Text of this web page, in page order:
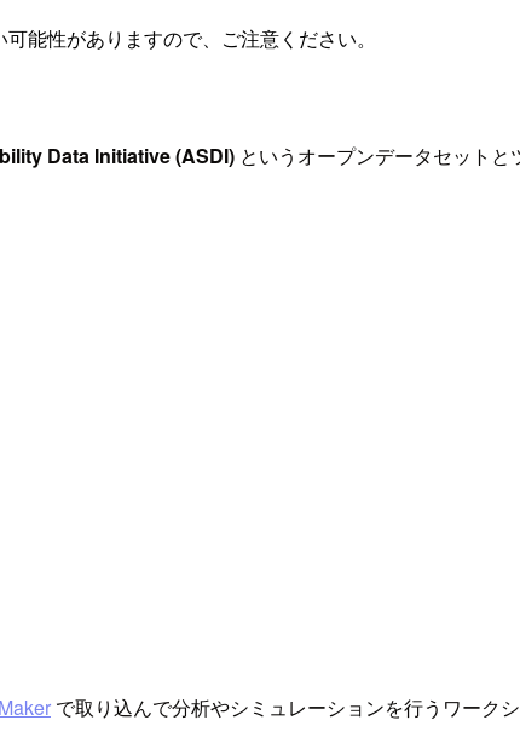
能性がありますので、ご注意ください。
Data Initiative (ASDI) というオープンデータセットと
で取り込んで分析やシミュレーションを行うワーク